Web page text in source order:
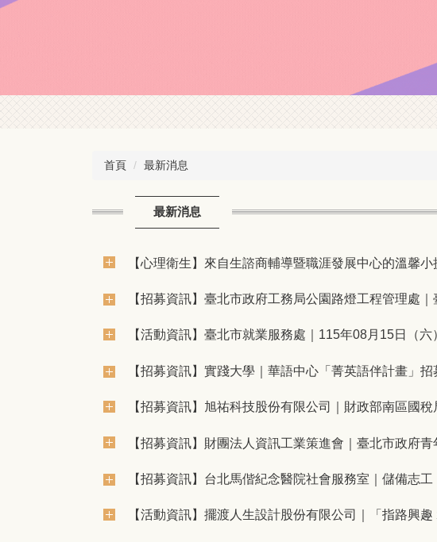
首頁 最新消息
最新消息
【心理衛生】來自生諮商輔導暨職涯發展中心的溫馨小
【招募資訊】臺北市政府工務局公園路燈工程管理處
【活動資訊】臺北市就業服務處｜115年08月15日（
【招募資訊】實踐大學｜華語中心「菁英語伴計畫」招
【招募資訊】旭祐科技股份有限公司｜財政部南區國
【招募資訊】財團法人資訊工業策進會｜臺北市政府
【招募資訊】台北馬偕紀念醫院社會服務室｜儲備志工
【活動資訊】擺渡人生設計股份有限公司｜「指路興